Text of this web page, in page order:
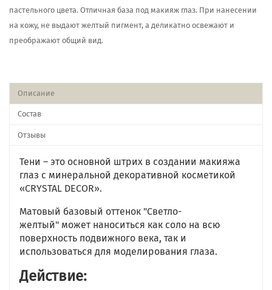
пастельного цвета. Отличная база под макияж глаз. При нанесении
на кожу, не выдают желтый пигмент, а деликатно освежают и
преображают общий вид.
Описание
Состав
Отзывы
Тени – это основной штрих в создании макияжа
глаз с минеральной декоративной косметикой
«CRYSTAL DECOR».
Матовый базовый оттенок "Светло-
желтый" может наноситься как соло на всю
поверхность подвижного века, так и
использоваться для моделирования глаза.
Действие: